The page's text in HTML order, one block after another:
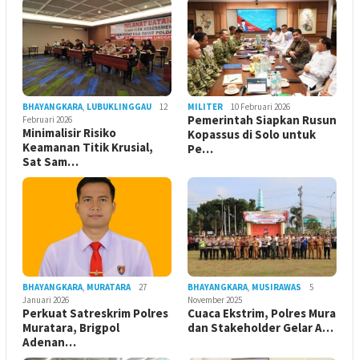
BHAYANGKARA, LUBUKLINGGAU
12
Februari 2026
Minimalisir Risiko
Keamanan Titik Krusial,
Sat Sam…
MILITER 10 Februari 2026
Pemerintah Siapkan Rusun
Kopassus di Solo untuk
Pe…
BHAYANGKARA, MURATARA
27
Januari 2026
Perkuat Satreskrim Polres
Muratara, Brigpol
Adenan…
BHAYANGKARA, MUSIRAWAS
5
November 2025
Cuaca Ekstrim, Polres Mura
dan Stakeholder Gelar A…